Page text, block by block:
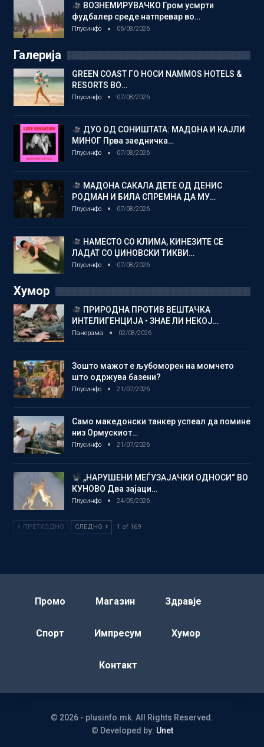
ВОЗНЕМИРУВАЧКО Гром усмрти
фудбалер среде натпревар во…
Плусинфо 06/08/2026
Галерија
GREEN COAST ГО НОСИ NAMMOS HOTELS &
RESORTS ВО…
Плусинфо 07/08/2026
ДУО ОД СОНИШТАТА: МАДОНА И КАЈЛИ
МИНОГ Прва заедничка…
Плусинфо 07/08/2026
МАДОНА САКАЛА ДЕТЕ ОД ДЕНИС
РОДМАН И БИЛА СПРЕМНА ДА МУ…
Плусинфо 07/08/2026
НАМЕСТО СО КЛИМА, КИНЕЗИТЕ СЕ
ЛАДАТ СО ЏИНОВСКИ ТИКВИ…
Плусинфо 07/08/2026
Хумор
ПРИРОДНА ПРОТИВ ВЕШТАЧКА
ИНТЕЛИГЕНЦИЈА • ЗНАЕ ЛИ НЕКОЈ…
Панорама 02/08/2026
Зошто мажот е љубоморен на момчето
што одржува базени?
Плусинфо 21/07/2026
Само македонски танкер успеал да помине
низ Ормускиот…
Плусинфо 21/07/2026
„НАРУШЕНИ МЕЃУЗАЈАЧКИ ОДНОСИ“ ВО
КУНОВО Два зајаци…
Плусинфо 24/05/2026
ПРЕТХОДНО СЛЕДНО 1 of 169
Промо Магазин Здравје
Спорт Импресум Хумор
Контакт
© 2026 - plusinfo.mk. All Rights Reserved.
© Developed by: Unet